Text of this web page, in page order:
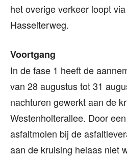
het overige verkeer loopt
Hasselterweg.
Voortgang
In de fase 1 heeft de
van 28 augustus tot 31
nachturen gewerkt aan de
Westenholterallee. Door
asfaltmolen bij de
aan de kruising helaas niet